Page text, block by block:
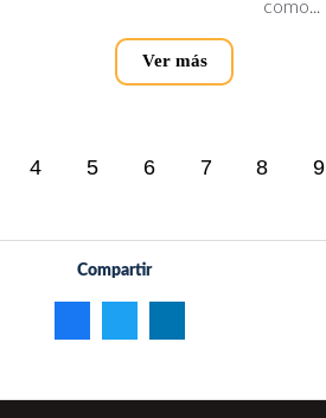
Ver más
como...
4 5 6 7 8 9
Compartir